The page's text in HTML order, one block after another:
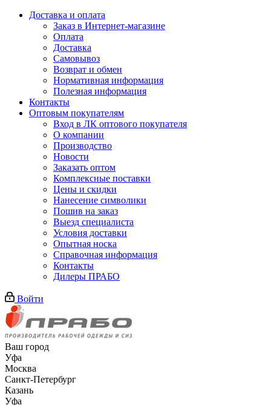
Доставка и оплата
Заказ в Интернет-магазине
Оплата
Доставка
Самовывоз
Возврат и обмен
Нормативная информация
Полезная информация
Контакты
Оптовым покупателям
Вход в ЛК оптового покупателя
О компании
Производство
Новости
Заказать оптом
Комплексные поставки
Цены и скидки
Нанесение символики
Пошив на заказ
Выезд специалиста
Условия доставки
Опытная носка
Справочная информация
Контакты
Дилеры ПРАБО
Войти
Ваш город
Уфа
Москва
Санкт-Петербург
Казань
Уфа